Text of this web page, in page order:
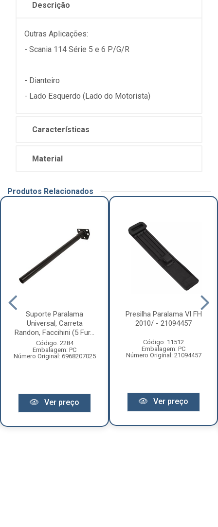
Descrição
Outras Aplicações:
- Scania 114 Série 5 e 6 P/G/R
- Dianteiro
- Lado Esquerdo (Lado do Motorista)
Características
Material
Produtos Relacionados
Suporte Paralama
Universal, Carreta
Randon, Faccihini (5 Fur...
Código: 2284
Embalagem: PC
Número Original: 6968207025
Ver preço
Presilha Paralama Vl FH
2010/ - 21094457
Código: 11512
Embalagem: PC
Número Original: 21094457
Ver preço